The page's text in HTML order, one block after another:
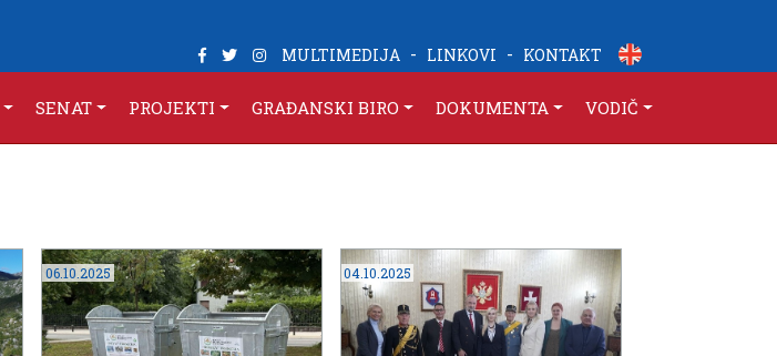
MULTIMEDIJA - LINKOVI - KONTAKT
SENAT PROJEKTI GRAĐANSKI BIRO DOKUMENTA VODIČ
06.10.2025 04.10.2025